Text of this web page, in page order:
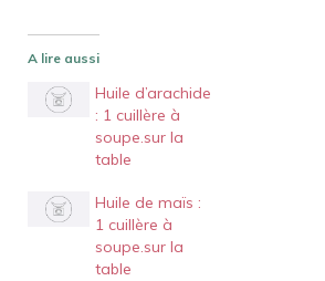
A lire aussi
Huile d’arachide
: 1 cuillère à
soupe.sur la
table
Huile de maïs :
1 cuillère à
soupe.sur la
table